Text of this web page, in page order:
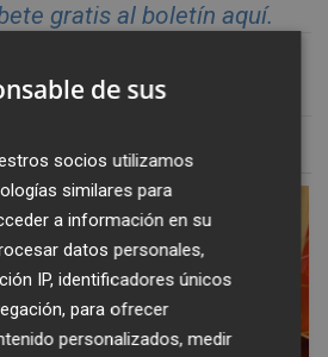
gratis al boletín aquí.
CF ADIOS
INTERESAR
de sus
socios utilizamos
similares para
a información en su
datos personales,
IP, identificadores únicos
para ofrecer
personalizados, medir